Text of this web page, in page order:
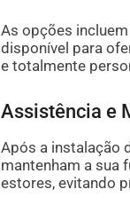
As opções
disponível para
e totalmente
Assistência e
Após a instalação
mantenham a sua
estores, evitando